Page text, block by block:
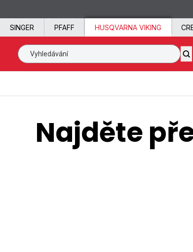
SINGER PFAFF HUSQVARNA VIKING
Vyhledávání SVP po celém světě
Najděte